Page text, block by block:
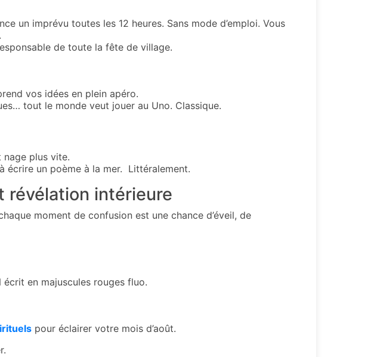
un imprévu toutes les 12 heures. Sans mode d’emploi. Vous
de toute la fête de village.
vos idées en plein apéro.
tout le monde veut jouer au Uno. Classique.
nage plus vite.
écrire un poème à la mer. Littéralement.
révélation intérieure
moment de confusion est une chance d’éveil, de
en majuscules rouges fluo.
pour éclairer votre mois d’août.